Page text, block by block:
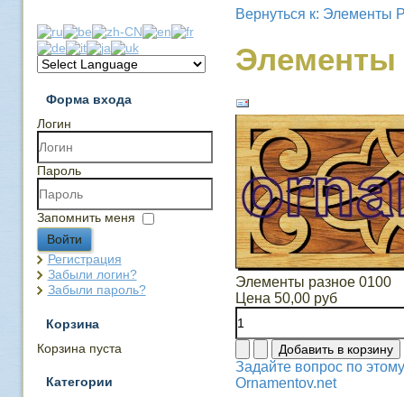
Форма входа
Логин
Пароль
Запомнить меня
Войти
Регистрация
Забыли логин?
Забыли пароль?
Корзина
Корзина пуста
Категории
Вернуться к: Элементы
Элементы
Элементы разное 0100
Цена 50,00 руб
Задайте вопрос по
Ornamentov.net